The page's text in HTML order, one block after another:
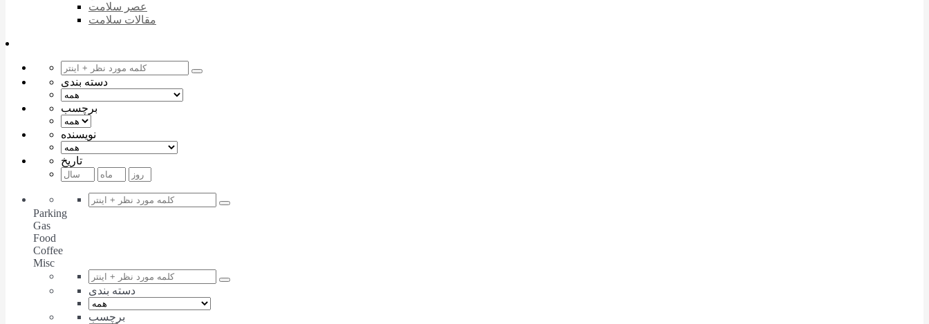
عصر سلامت
مقالات سلامت
دسته بندی
برچسب
نویسنده
تاریخ
Parking
Gas
Food
Coffee
Misc
دسته بندی
برچسب